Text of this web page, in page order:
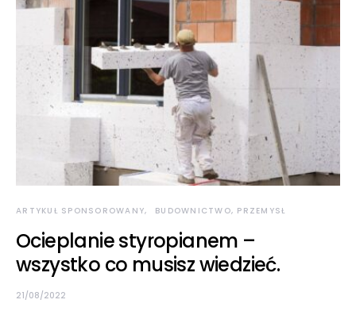
ARTYKUŁ SPONSOROWANY BUDOWNICTWO, PRZEMYSŁ
Ocieplanie styropianem –
wszystko co musisz wiedzieć.
21/08/2022